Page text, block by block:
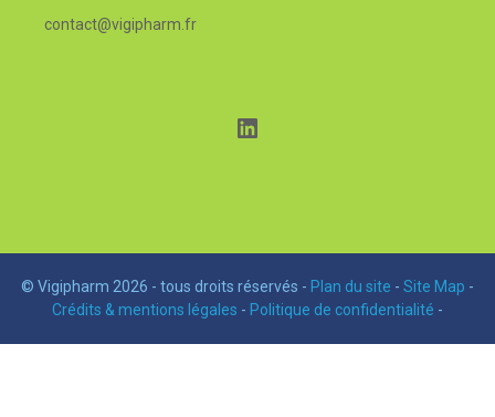
contact@vigipharm.fr
LinkedIn
© Vigipharm 2026 - tous droits réservés - Plan du site - Site Map -
Crédits & mentions légales - Politique de confidentialité -